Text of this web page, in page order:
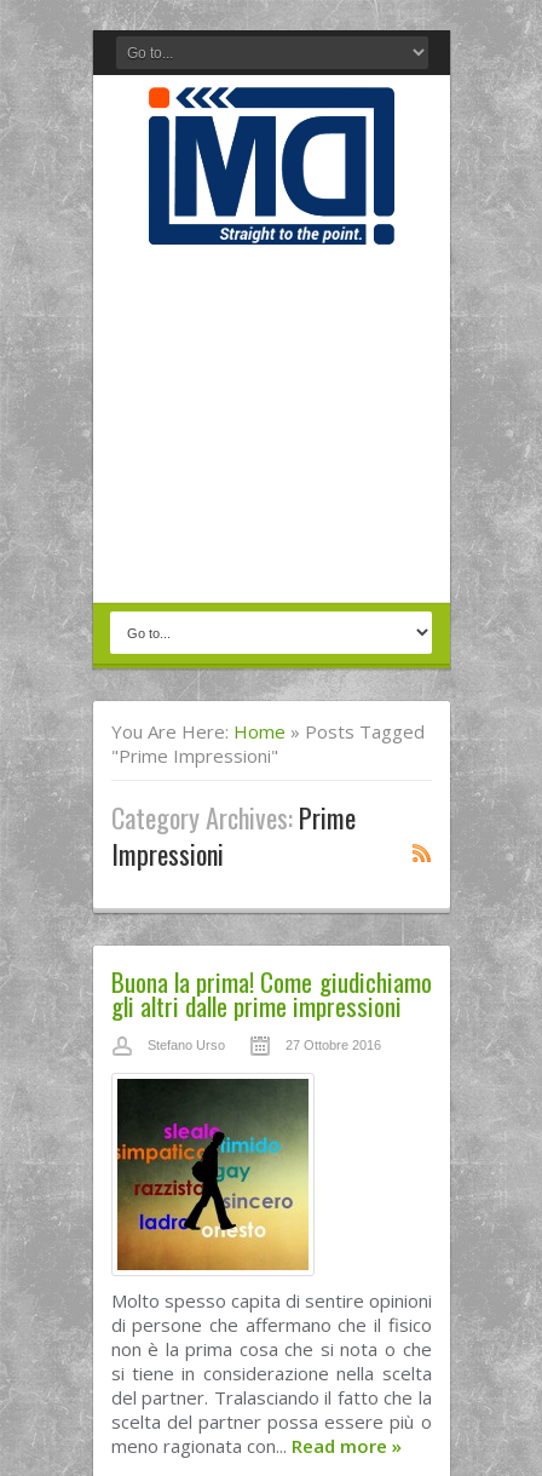
You Are Here: Home » Posts Tagged
"prime Impressioni"
Category Archives:Prime
Impressioni
Buona la prima! Come giudichiamo
gli altri dalle prime impressioni
Stefano Urso 27 Ottobre 2016
Molto spesso capita di sentire opinioni
di persone che affermano che il fisico
non è la prima cosa che si nota o che
si tiene in considerazione nella scelta
del partner. Tralasciando il fatto che la
scelta del partner possa essere più o
meno ragionata con... Read more »